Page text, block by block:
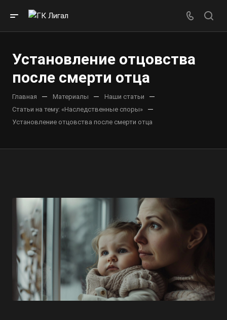
Установление отцовства
после смерти отца
Главная — Материалы — Наши статьи —
Статьи на тему: «Наследственные споры» —
Установление отцовства после смерти отца